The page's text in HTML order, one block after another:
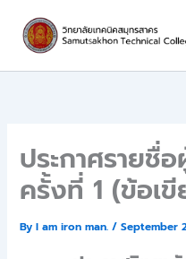
content
ประกาศรายชื่
ครั้งที่ 1 (ข้อเ
ByI am iron man./September